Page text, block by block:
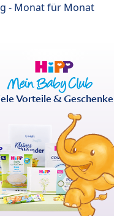
- Monat für Monat
Vorteile & Geschenke